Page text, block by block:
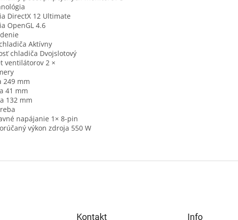
DirectX 12 Ultimate
OpenGL 4.6
Aktívny
chladiča Dvojslotový
ventilátorov 2 ×
249 mm
41 mm
132 mm
napájanie 1× 8-pin
výkon zdroja 550 W
Kontakt Info